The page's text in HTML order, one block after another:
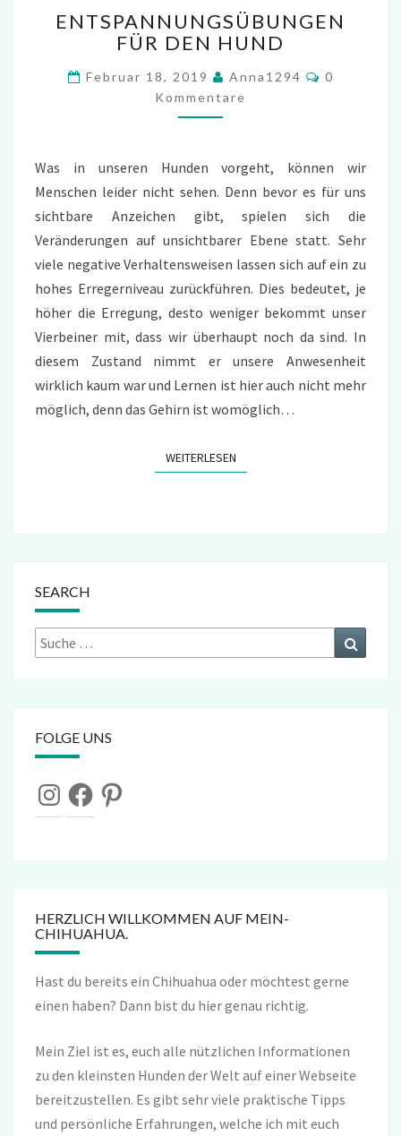
FÜR
DEN
ENTSPANNUNGSÜBUNGEN
FÜR DEN HUND
Februar 18, 2019 Anna1294
0
Kommentare
Was in unseren Hunden vorgeht, können wir
Menschen leider nicht sehen. Denn bevor es für uns
sichtbare Anzeichen gibt, spielen sich die
Veränderungen auf unsichtbarer Ebene statt. Sehr
viele negative Verhaltensweisen lassen sich auf ein zu
hohes Erregerniveau zurückführen. Dies bedeutet, je
höher die Erregung, desto weniger bekommt unser
Vierbeiner mit, dass wir überhaupt noch da sind. In
diesem Zustand nimmt er unsere Anwesenheit
wirklich kaum war und Lernen ist hier auch nicht mehr
möglich, denn das Gehirn ist womöglich…
WEITERLESENWEITERLESEN
SEARCH
Suche
nach:
FOLGE UNS
InstagramFacebookPinterest
HERZLICH WILLKOMMEN AUF MEIN-
CHIHUAHUA.
Hast du bereits ein Chihuahua oder möchtest gerne
einen haben? Dann bist du hier genau richtig.
Mein Ziel ist es, euch alle nützlichen Informationen
zu den kleinsten Hunden der Welt auf einer Webseite
bereitzustellen. Es gibt sehr viele praktische Tipps
und persönliche Erfahrungen, welche ich mit euch